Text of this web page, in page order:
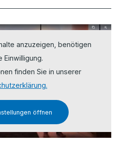
anzuzeigen, benötigen
Einwilligung.
finden Sie in unserer
öffnen